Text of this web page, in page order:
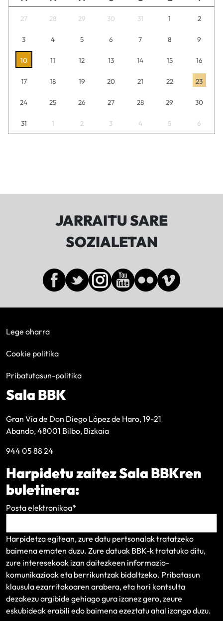
27 28 29 30 31 1 2
3 4 5 6 7 8 9
10 11 12 13 14 15 16
17 18 19 20 21 22 23
24 25 26 27 28 29 30
31 1 2 3 4 5 6
JARRAITU SARE
SOZIALETAN
Lege oharra
Cookie politika
Pribatutasun-politika
Sala BBK
Gran Vía de Don Diego López de Haro, 19-21
Abando, 48001 Bilbo, Bizkaia
944 05 88 24
Harpidetu zaitez Sala BBKren
buletinera:
Posta elektronikoa*
Harpidetza egitean, zure datu pertsonalak tratatzeko
baimena ematen duzu. Zure datuak BBK-k tratatuko ditu,
zure interesekoak izan daitezkeen informazio-
komunikazioak eta berrikuntzak bidaltzeko. Pribatasun
klausulaezarritakoaren arabera, eta hori kontsulta
dezakezu argibide gehiago gura izanez gero, zeure
eskubideak erabili edo baimena ezeztatu ahal izango duzu.